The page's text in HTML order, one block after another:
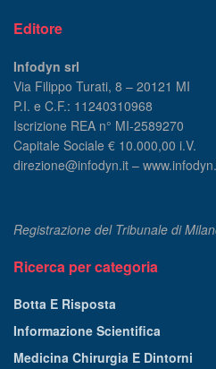
Editore
Infodyn srl
Via Filippo Turati, 8 – 20121 MI
P.I. e C.F.: 11240310968
Iscrizione REA n° MI-2589270
Capitale Sociale € 10.000,00 i.V.
direzione@infodyn.it –
Registrazione del Tribunale di
Ricerca per categoria
Botta E Risposta
Informazione Scientifica
Medicina Chirurgia E Dintorni